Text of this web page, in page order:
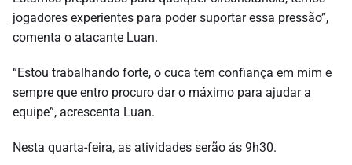
jogadores experientes para poder suportar essa pressão”,
comenta o atacante Luan.
“Estou trabalhando forte, o cuca tem confiança em mim e
sempre que entro procuro dar o máximo para ajudar a
equipe”, acrescenta Luan.
Nesta quarta-feira, as atividades serão ás 9h30.